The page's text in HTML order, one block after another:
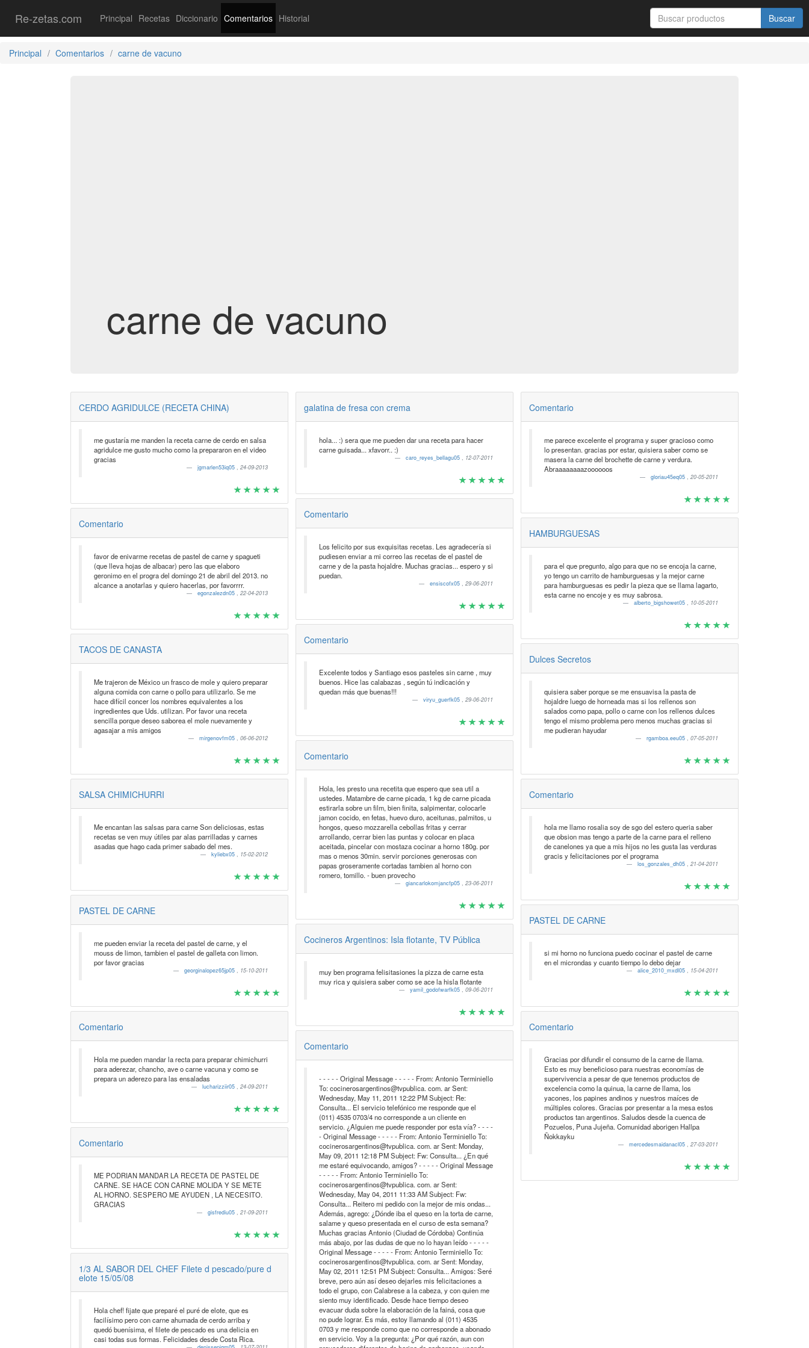
Re-zetas.com Principal Recetas Diccionario Comentarios Historial
Principal Comentarios carne de vacuno
carne de vacuno
CERDO AGRIDULCE (RECETA CHINA)
me gustaría me manden la receta carne de cerdo en salsa
agridulce me gusto mucho como la prepararon en el video
gracias
jgmarlen53iq05,24-09-2013
Comentario
favor de enivarme recetas de pastel de carne y spagueti
(que lleva hojas de albacar) pero las que elaboro
geronimo en el progra del domingo 21 de abril del 2013. no
alcance a anotarlas y quiero hacerlas, por favorrrr.
egonzalezdn05,22-04-2013
TACOS DE CANASTA
Me trajeron de México un frasco de mole y quiero preparar
alguna comida con carne o pollo para utilizarlo. Se me
hace difícil concer los nombres equivalentes a los
ingredientes que Uds. utilizan. Por favor una receta
sencilla porque deseo saborea el mole nuevamente y
agasajar a mis amigos
mirgenovfm05,06-06-2012
SALSA CHIMICHURRI
Me encantan las salsas para carne Son deliciosas, estas
recetas se ven muy útiles par alas parrilladas y carnes
asadas que hago cada primer sabado del mes.
kyliebx05, 15-02-2012
PASTEL DE CARNE
me pueden enviar la receta del pastel de carne, y el
mouss de limon, tambien el pastel de galleta con limon.
por favor gracias
georginalopez65jp05, 15-10-2011
Comentario
Hola me pueden mandar la recta para preparar chimichurri
para aderezar, chancho, ave o carne vacuna y como se
prepara un aderezo para las ensaladas
lucharizziir05,24-09-2011
Comentario
ME PODRIAN MANDAR LA RECETA DE PASTEL DE
CARNE. SE HACE CON CARNE MOLIDA Y SE METE
AL HORNO. SESPERO ME AYUDEN , LA NECESITO.
GRACIAS
gisfrediu05,21-09-2011
1/3 AL SABOR DEL CHEF Filete d pescado/pure d
elote 15/05/08
Hola chef! fijate que preparé el puré de elote, que es
facilísimo pero con carne ahumada de cerdo arriba y
quedó buenísima, el filete de pescado es una delicia en
casi todas sus formas. Felicidades desde Costa Rica.
galatina de fresa con crema
hola... :) sera que me pueden dar una receta para hacer
carne guisada... xfavorr.. :)
caro_reyes_bellagu05, 12-07-2011
Comentario
Los felicito por sus exquisitas recetas. Les agradecería si
pudiesen enviar a mi correo las recetas de el pastel de
carne y de la pasta hojaldre. Muchas gracias... espero y si
puedan.
ensiscofx05,29-06-2011
Comentario
Excelente todos y Santiago esos pasteles sin carne , muy
buenos. Hice las calabazas , según tú indicación y
quedan más que buenas!!!
viryu_guerfk05,29-06-2011
Comentario
Hola, les presto una recetita que espero que sea util a
ustedes. Matambre de carne picada, 1 kg de carne picada
estirarla sobre un film, bien finita, salpimentar, colocarle
jamon cocido, en fetas, huevo duro, aceitunas, palmitos, u
hongos, queso mozzarella cebollas fritas y cerrar
arrollando, cerrar bien las puntas y colocar en placa
aceitada, pincelar con mostaza cocinar a horno 180g. por
mas o menos 30min. servir porciones generosas con
papas groseramente cortadas tambien al horno con
romero, tomillo. - buen provecho
giancarlokomjancfp05,23-06-2011
Cocineros Argentinos: Isla flotante, TV Pública
muy ben programa felisitasiones la pizza de carne esta
muy rica y quisiera saber como se ace la hisla flotante
yamil_godofwarfk05,09-06-2011
Comentario
- - - - - Original Message - - - - - From: Antonio Terminiello
To: cocinerosargentinos@tvpublica. com. ar Sent:
Wednesday, May 11, 2011 12:22 PM Subject: Re:
Consulta... El servicio telefónico me responde que el
(011) 4535 0703/4 no corresponde a un cliente en
servicio. ¿Alguien me puede responder por esta vía? - - - -
- Original Message - - - - - From: Antonio Terminiello To:
cocinerosargentinos@tvpublica. com. ar Sent: Monday,
May 09, 2011 12:18 PM Subject: Fw: Consulta... ¿En qué
me estaré equivocando, amigos? - - - - - Original Message
- - - - - From: Antonio Terminiello To:
cocinerosargentinos@tvpublica. com. ar Sent:
Wednesday, May 04, 2011 11:33 AM Subject: Fw:
Consulta... Reitero mi pedido con la mejor de mis ondas...
Además, agrego: ¿Dónde iba el queso en la torta de carne,
salame y queso presentada en el curso de esta semana?
Muchas gracias Antonio (Ciudad de Córdoba) Continúa
más abajo, por las dudas de que no lo hayan leído - - - - -
Original Message - - - - - From: Antonio Terminiello To:
cocinerosargentinos@tvpublica. com. ar Sent: Monday,
May 02, 2011 12:51 PM Subject: Consulta... Amigos: Seré
breve, pero aún así deseo dejarles mis felicitaciones a
todo el grupo, con Calabrese a la cabeza, y con quien me
siento muy identificado. Desde hace tiempo deseo
evacuar duda sobre la elaboración de la fainá, cosa que
no pude lograr. Es más, estoy llamando al (011) 4535
0703 y me responde como que no corresponde a abonado
en servicio. Voy a la pregunta: ¿Por qué razón, aun con
Comentario
me parece excelente el programa y super gracioso como
lo presentan. gracias por estar, quisiera saber como se
masera la carne del brochette de carne y verdura.
Abraaaaaaaazoooooos
gloriau45eq05,20-05-2011
HAMBURGUESAS
para el que pregunto, algo para que no se encoja la carne,
yo tengo un carrito de hamburguesas y la mejor carne
para hamburguesas es pedir la pieza que se llama lagarto,
esta carne no encoje y es muy sabrosa.
alberto_bigshowet05, 10-05-2011
Dulces Secretos
quisiera saber porque se me ensuavisa la pasta de
hojaldre luego de horneada mas si los rellenos son
salados como papa, pollo o carne con los rellenos dulces
tengo el mismo problema pero menos muchas gracias si
me pudieran hayudar
rgamboa.eeu05,07-05-2011
Comentario
hola me llamo rosalia soy de sgo del estero queria saber
que obsion mas tengo a parte de la carne para el relleno
de canelones ya que a mis hijos no les gusta las verduras
gracis y felicitaciones por el programa
los_gonzales_dh05,21-04-2011
PASTEL DE CARNE
si mi horno no funciona puedo cocinar el pastel de carne
en el microndas y cuanto tiempo lo debo dejar
alice_2010_mxdl05, 15-04-2011
Comentario
Gracias por difundir el consumo de la carne de llama.
Esto es muy beneficioso para nuestras economías de
supervivencia a pesar de que tenemos productos de
excelencia como la quinua, la carne de llama, los
yacones, los papines andinos y nuestros maíces de
múltiples colores. Gracias por presentar a la mesa estos
productos tan argentinos. Saludos desde la cuenca de
Pozuelos, Puna Jujeña. Comunidad aborigen Hallpa
Ñokkayku
mercedesmaidanacl05,27-03-2011